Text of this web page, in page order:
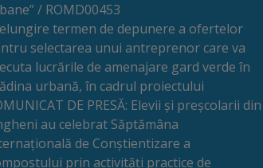
/ ROMD00453
termen de depunere a ofertelor
selectarea unui antreprenor care va
lucrările de amenajare gard verde în
urbană, în cadrul proiectului
DE PRESĂ: Elevii și preșcolarii din
au celebrat Săptămâna
de Conștientizare a
prin activități practice de